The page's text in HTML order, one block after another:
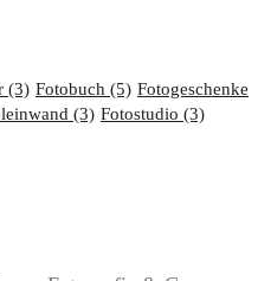
(3) Fotobuch (5) Fotogeschenke
(3) Fotostudio (3)